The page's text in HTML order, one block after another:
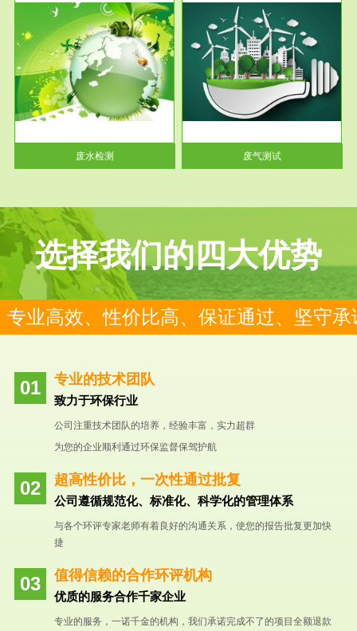
废水检测
服务范围
废气测试
检测范围工业废气检测包括有机
废气和无机废气。有机废气主要
包括...
废气测试
选择我们的四大优势
专业高效、性价比高、保证通过、坚守承
专业的技术团队
致力于环保行业
公司注重技术团队的培养，经验丰富，实力超群
为您的企业顺利通过环保监督保驾护航
超高性价比，一次性通过批复
公司遵循规范化、标准化、科学化的管理体系
与各个环评专家老师有着良好的沟通关系，使您的报告批复更加快
捷
值得信赖的合作环评机构
优质的服务合作千家企业
专业的服务，一诺千金的机构，我们承诺完成不了的项目全额退款